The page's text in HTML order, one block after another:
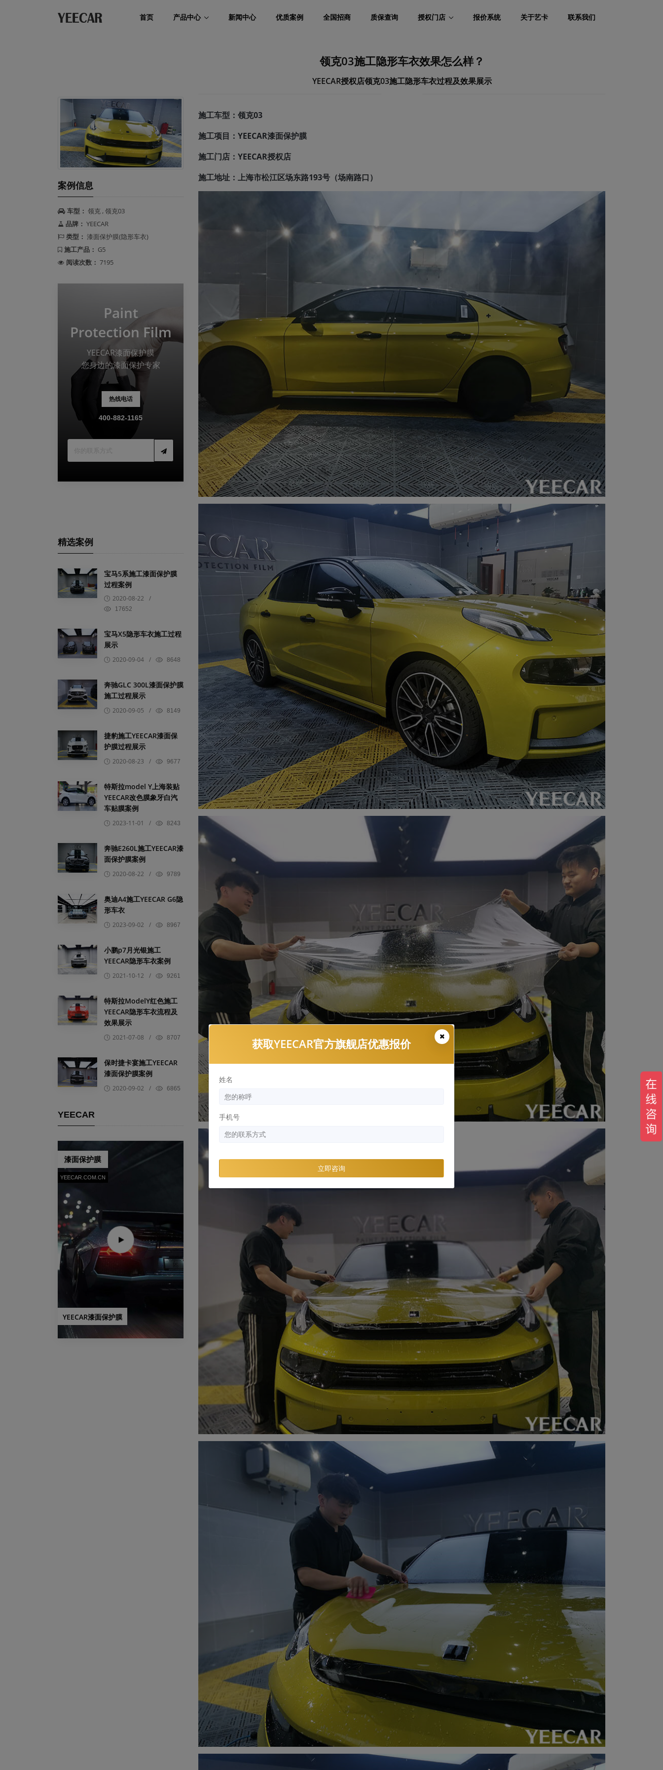
首页 产品中心 新闻中心 优质案例 全国招商 质保查询 授权门店 报价系统 关于艺卡 联系我们
案例信息
车型： 领克 , 领克03
品牌： YEECAR
类型： 漆面保护膜(隐形车衣)
施工产品： G5
阅读次数： 7195
Paint
Protection Film
YEECAR漆面保护膜
您身边的漆面保护专家
热线电话
400-882-1165
精选案例
宝马5系施工漆面保护膜
过程案例
2020-08-22 /
17652
宝马X5隐形车衣施工过程
展示
2020-09-04 / 8648
奔驰GLC 300L漆面保护膜
施工过程展示
2020-09-05 / 8149
捷豹施工YEECAR漆面保
护膜过程展示
2020-08-23 / 9677
特斯拉model Y上海装贴
YEECAR改色膜象牙白汽
车贴膜案例
2023-11-01 / 8243
奔驰E260L施工YEECAR漆
面保护膜案例
2020-08-22 / 9789
奥迪A4施工YEECAR G6隐
形车衣
2023-09-02 / 8967
小鹏p7月光银施工
YEECAR隐形车衣案例
2021-10-12 / 9261
特斯拉ModelY红色施工
YEECAR隐形车衣流程及
效果展示
2021-07-08 / 8707
保时捷卡宴施工YEECAR
漆面保护膜案例
2020-09-02 / 6865
YEECAR
漆面保护膜
YEECAR.COM.CN
YEECAR漆面保护膜
领克03施工隐形车衣效果怎么样？
YEECAR授权店领克03施工隐形车衣过程及效果展示
施工车型：领克03
施工项目：YEECAR漆面保护膜
施工门店：YEECAR授权店
施工地址：上海市松江区场东路193号（场南路口）
获取YEECAR官方旗舰店优惠报价
姓名
手机号
立即咨询